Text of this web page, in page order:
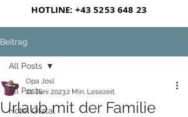
HOTLINE: +43 5253 648 23
Beitrag
All Posts
Hotel Ötztal
All Posts
Urlaub mit der Familie
Opa Josl
21. Juni 20232 Min. Lesezeit